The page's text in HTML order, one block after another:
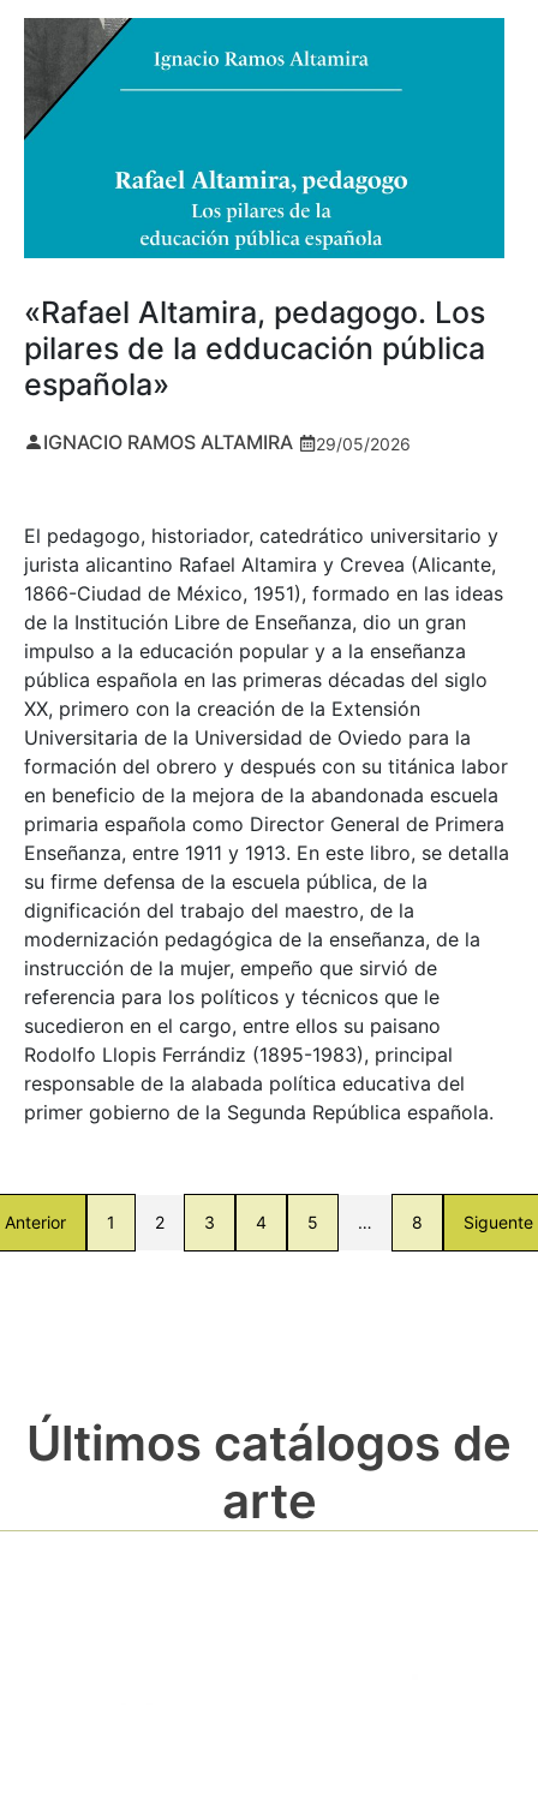
«Rafael Altamira, pedagogo. Los
pilares de la edducación pública
española»
IGNACIO RAMOS ALTAMIRA 29/05/2026
El pedagogo, historiador, catedrático universitario y
jurista alicantino Rafael Altamira y Crevea (Alicante,
1866-Ciudad de México, 1951), formado en las ideas
de la Institución Libre de Enseñanza, dio un gran
impulso a la educación popular y a la enseñanza
pública española en las primeras décadas del siglo
XX, primero con la creación de la Extensión
Universitaria de la Universidad de Oviedo para la
formación del obrero y después con su titánica labor
en beneficio de la mejora de la abandonada escuela
primaria española como Director General de Primera
Enseñanza, entre 1911 y 1913. En este libro, se detalla
su firme defensa de la escuela pública, de la
dignificación del trabajo del maestro, de la
modernización pedagógica de la enseñanza, de la
instrucción de la mujer, empeño que sirvió de
referencia para los políticos y técnicos que le
sucedieron en el cargo, entre ellos su paisano
Rodolfo Llopis Ferrándiz (1895-1983), principal
responsable de la alabada política educativa del
primer gobierno de la Segunda República española.
Anterior 1 2 3 4 5 … 8 Siguente
Últimos catálogos de
arte